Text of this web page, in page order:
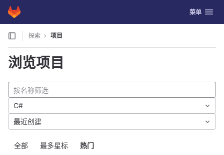
Skip to content
GitLab 切换导航
菜单
探索 项目
浏览项目
全部 最多星标 热门
C#
最近创建